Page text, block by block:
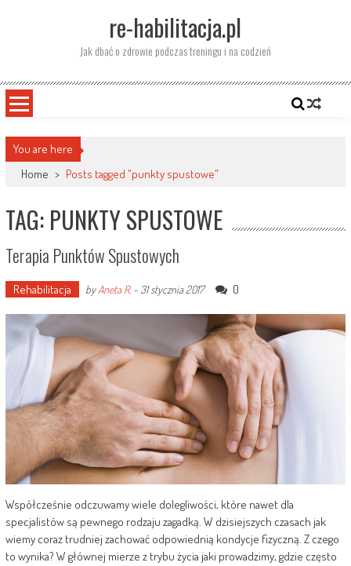
re-habilitacja.pl
Jak dbać o zdrowie podczas treningu i na codzień
You are here
Home > Posts tagged "punkty spustowe"
TAG: PUNKTY SPUSTOWE
Terapia Punktów Spustowych
Rehabilitacja byAneta R.- 31 stycznia 2017 0
Współcześnie odczuwamy wiele dolegliwości, które nawet dla
specjalistów są pewnego rodzaju zagadką. W dzisiejszych czasach jak
wiemy coraz trudniej zachować odpowiednią kondycje fizyczną. Z czego
to wynika? W głównej mierze z trybu życia jaki prowadzimy, gdzie często